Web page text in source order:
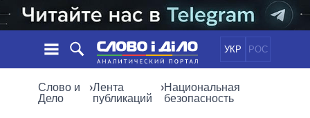
УКР РОС
НОВОСТИ
Слово и
Дело
›Лента
публикаций
›Национальная
безопасность